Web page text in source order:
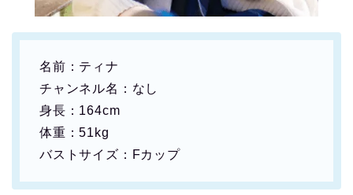
名前：ティナ
チャンネル名：なし
身長：164cm
体重：51kg
バストサイズ：Fカップ